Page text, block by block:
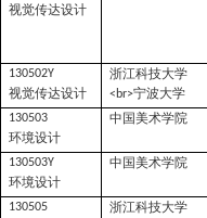
视觉传达设计
130502Y
视觉传达设计
浙江科技大学
<br>宁波大学
130503
环境设计
中国美术学院
130503Y
环境设计
中国美术学院
130505 浙江科技大学